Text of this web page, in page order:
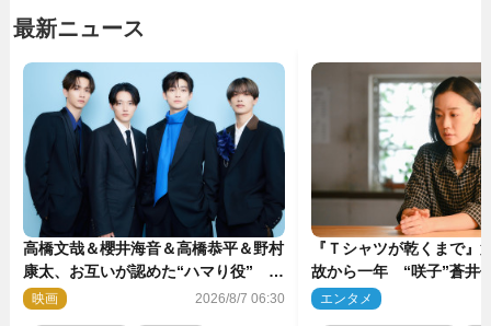
最新ニュース
高橋文哉＆櫻井海音＆高橋恭平＆野村
康太、お互いが認めた“ハマり役”
『ブルーロック』で築いた最高のチー
映画 2026/8/7 06:30
『Ｔシャツが乾くまで』
故から一年 “咲子”蒼井
島歩は心を許しあえる関
エンタメ